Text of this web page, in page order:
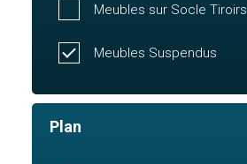
Meubles sur Socle Tiroirs
Meubles Suspendus
Plan